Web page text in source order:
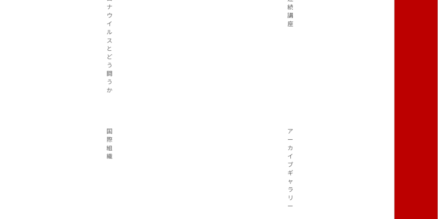
ナ
ウ
イ
ル
ス
と
ど
う
闘
う
か
続
講
座
国
際
組
織
ア
ー
カ
イ
ブ
ギ
ャ
ラ
リ
ー